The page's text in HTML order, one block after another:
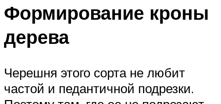
Формирование кроны
дерева
Черешня этого сорта не любит
частой и педантичной подрезки.